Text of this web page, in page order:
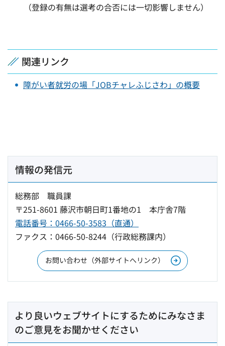
（登録の有無は選考の合否には一切影響しません）
関連リンク
障がい者就労の場「JOBチャレふじさわ」の概要
情報の発信元
総務部 職員課
〒251-8601 藤沢市朝日町1番地の1 本庁舎7階
電話番号：0466-50-3583（直通）
ファクス：0466-50-8244（行政総務課内）
お問い合わせ（外部サイトへリンク）
より良いウェブサイトにするためにみなさま
のご意見をお聞かせください